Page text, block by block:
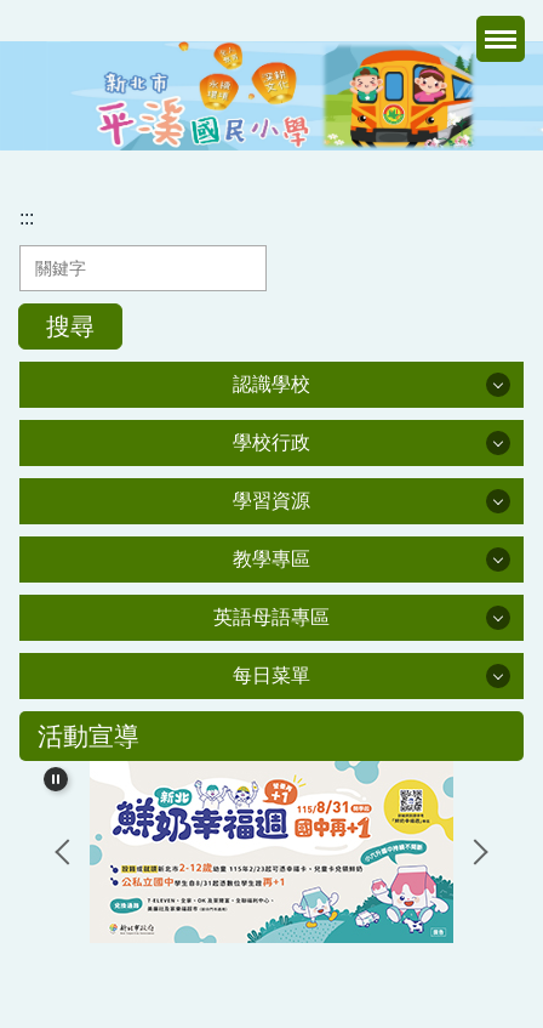
到
:::
搜尋
認識學校
家長會
校友會
幼兒園百合班
學校行政
新北市課程計畫備查資源網
校外人士協助教學或活動要點
新北市環境教育中程計畫
公職人員利益衝突迴避法專區
校友潘金鑾女士獎助學金
情緒需求之學生輔導與相關事件處理機制與流程辦
法(PDF)
學習資源
水域安全教育
教學專區
防災教育專區
友善校園學生事務與輔導工作資訊網
教學正常化專區
課程計畫專區
教科書版本公告
英語母語專區
幼兒園母語專區(雲端硬碟)
國小部母語專區
生活英語專區
每日菜單
每日菜單
活動宣導